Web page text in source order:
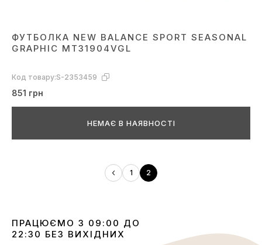
ФУТБОЛКА NEW BALANCE SPORT SEASONAL
GRAPHIC MT31904VGL
Код товару:S-2353459
851 грн
НЕМАЄ В НАЯВНОСТІ
1 2
ПРАЦЮЄМО З 09:00 ДО
22:30 БЕЗ ВИХІДНИХ